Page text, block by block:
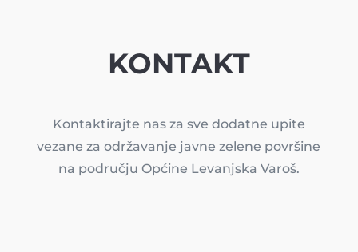
KONTAKT
Kontaktirajte nas za sve dodatne upite
vezane za održavanje javne zelene površine
na području Općine Levanjska Varoš.